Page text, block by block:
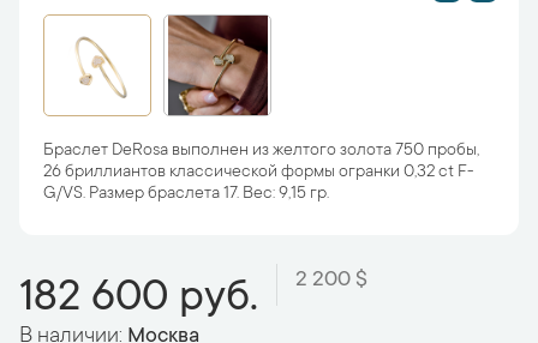
Браслет DeRosa выполнен из желтого золота 750 пробы,
26 бриллиантов классической формы огранки 0,32 ct F-
G/VS. Размер браслета 17. Вес: 9,15 гр.
182 600 руб. 2 200 $
В наличии: Москва